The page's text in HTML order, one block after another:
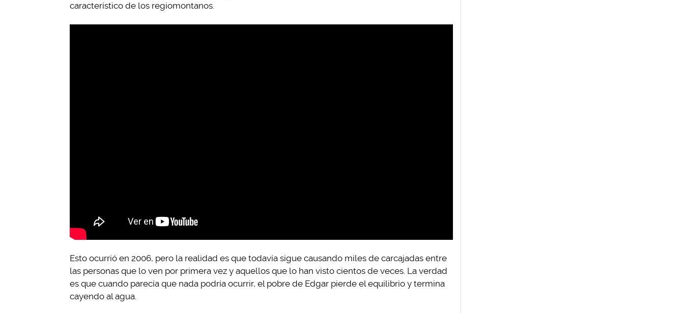
característico de los regiomontanos.
Esto ocurrió en 2006, pero la realidad es que todavía sigue causando miles de carcajadas entre
las personas que lo ven por primera vez y aquellos que lo han visto cientos de veces. La verdad
es que cuando parecía que nada podría ocurrir, el pobre de Edgar pierde el equilibrio y termina
cayendo al agua.